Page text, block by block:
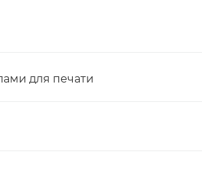
для печати